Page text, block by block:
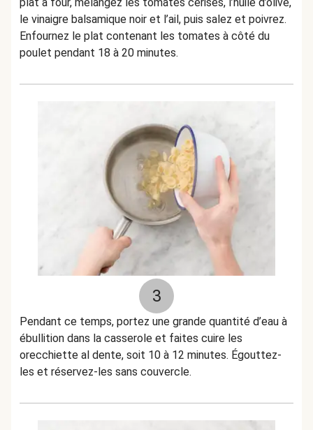
le vinaigre balsamique noir et l’ail, puis salez et poivrez.
Enfournez le plat contenant les tomates à côté du
poulet pendant 18 à 20 minutes.
3
Pendant ce temps, portez une grande quantité d’eau à
ébullition dans la casserole et faites cuire les
orecchiette al dente, soit 10 à 12 minutes. Égouttez-
les et réservez-les sans couvercle.